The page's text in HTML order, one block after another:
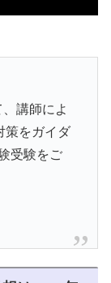
講師によ
策をガイダ
受験をご